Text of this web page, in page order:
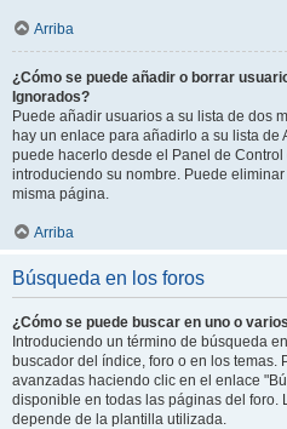
Arriba
¿Cómo se puede añadir o borrar
Ignorados?
Puede añadir usuarios a su lista de dos
hay un enlace para añadirlo a su lista de
puede hacerlo desde el Panel de Control
introduciendo su nombre. Puede
misma página.
Arriba
Búsqueda en los foros
¿Cómo se puede buscar en uno o
Introduciendo un término de búsqueda
buscador del índice, foro o en los temas.
avanzadas haciendo clic en el enlace
disponible en todas las páginas del foro.
depende de la plantilla utilizada.